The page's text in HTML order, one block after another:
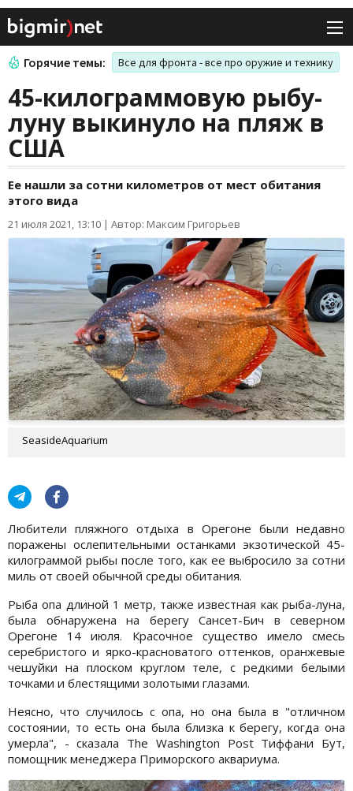
Горячие темы: Все для фронта - все про оружие и технику
45-килограммовую рыбу-
луну выкинуло на пляж в
США
Ее нашли за сотни километров от мест обитания
этого вида
21 июля 2021, 13:10 | Автор: Максим Григорьев
SeasideAquarium
Любители пляжного отдыха в Орегоне были недавно
поражены ослепительными останками экзотической 45-
килограммой рыбы после того, как ее выбросило за сотни
миль от своей обычной среды обитания.
Рыба опа длиной 1 метр, также известная как рыба-луна,
была обнаружена на берегу Сансет-Бич в северном
Орегоне 14 июля. Красочное существо имело смесь
серебристого и ярко-красноватого оттенков, оранжевые
чешуйки на плоском круглом теле, с редкими белыми
точками и блестящими золотыми глазами.
Неясно, что случилось с опа, но она была в "отличном
состоянии, то есть она была близка к берегу, когда она
умерла", - сказала The Washington Post Тиффани Бут,
помощник менеджера Приморского аквариума.